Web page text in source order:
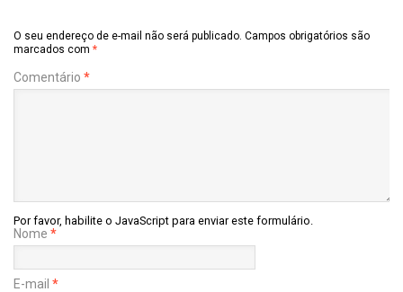
O seu endereço de e-mail não será publicado. Campos obrigatórios são
marcados com *
Comentário *
Por favor, habilite o JavaScript para enviar este formulário.
Nome *
E-mail *